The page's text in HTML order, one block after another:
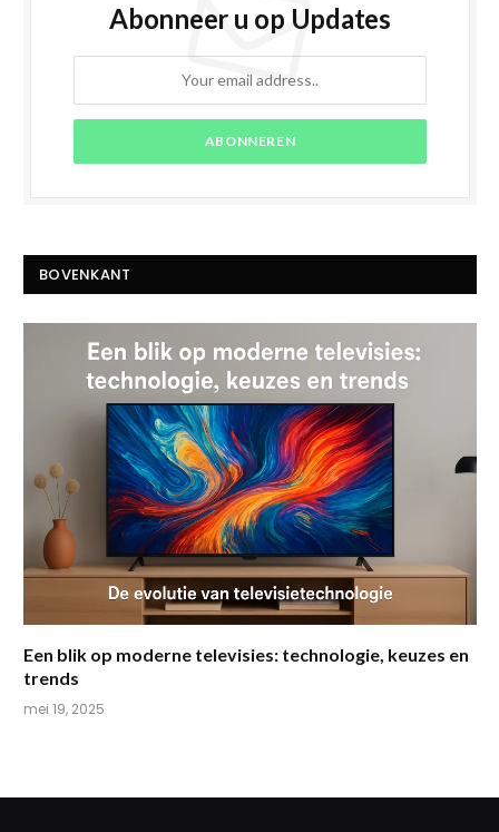
Abonneer u op Updates
BOVENKANT
Een blik op moderne televisies: technologie, keuzes en
trends
mei 19, 2025